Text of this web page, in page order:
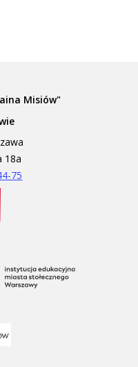
Misiów"
18a
75